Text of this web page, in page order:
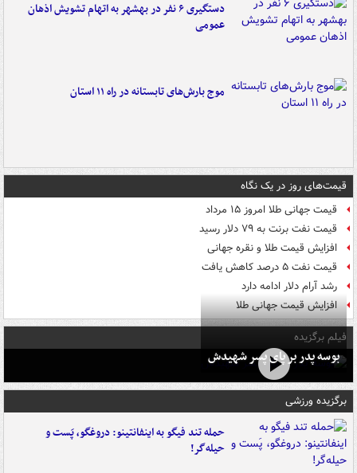
دستگیری ۶ نفر در بهشهر به اتهام تشویش اذهان
عمومی
موج بارش‌های تابستانه در راه ۱۱ استان
قیمت‌های روز در یک نگاه
قیمت جهانی طلا امروز ۱۵ مرداد
قیمت نفت برنت به ۷۹ دلار رسید
افزایش قیمت طلا و نقره جهانی
قیمت نفت ۵ درصد کاهش یافت
رشد آرام دلار ادامه دارد
افزایش قیمت جهانی طلا
فیلم برگزیده
بوسه‌ پدر بر پای پسر شهیدش
برگزیده ورزشی
حمله تند فیگو به اینفانتینو: دروغگو، پَست‌ و
حیله‌گر!